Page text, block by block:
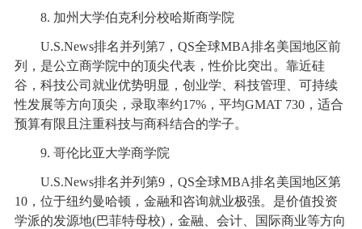
8. 加州大学伯克利分校哈斯商学院
U.S.News排名并列第7，QS全球MBA排名美国地区前
列，是公立商学院中的顶尖代表，性价比突出。靠近硅
谷，科技公司就业优势明显，创业学、科技管理、可持续
性发展等方向顶尖，录取率约17%，平均GMAT 730，适合
预算有限且注重科技与商科结合的学子。
9. 哥伦比亚大学商学院
U.S.News排名并列第9，QS全球MBA排名美国地区第
10，位于纽约曼哈顿，金融和咨询就业极强。是价值投资
学派的发源地(巴菲特母校)，金融、会计、国际商业等方向